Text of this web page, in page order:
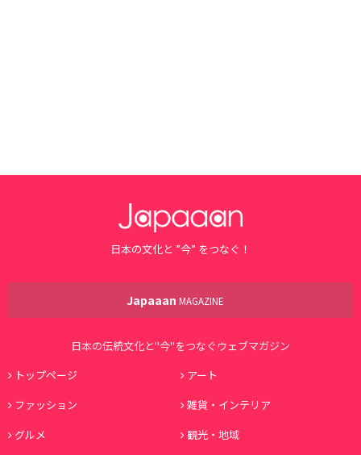
日本の文化と ”今” をつなぐ！
Japaaan MAGAZINE
日本の伝統文化と"今"をつなぐウェブマガジン
トップページ
アート
ファッション
雑貨・インテリア
グルメ
観光・地域